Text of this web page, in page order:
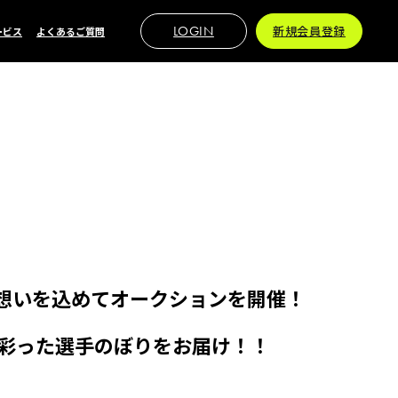
ス よくあるご質問 LOGIN 新規会員登録
を込めてオークションを開催！
った選手のぼりをお届け！！